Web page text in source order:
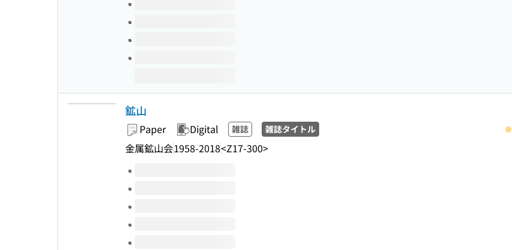
鉱山
Paper Digital 雑誌 雑誌タイトル
金属鉱山会1958-2018<Z17-300>
Volumes of this title